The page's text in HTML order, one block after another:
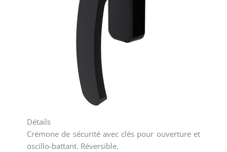
Détails
Crémone de sécurité avec clés pour ouverture et
oscillo-battant. Réversible.